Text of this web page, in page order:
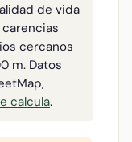
de vida
cercanos
m. Datos
calcula.